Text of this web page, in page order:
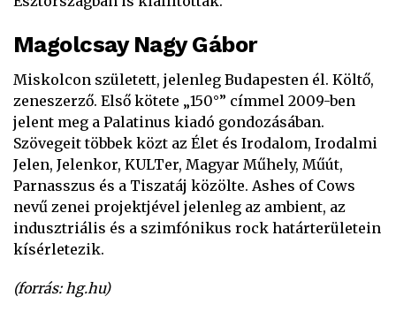
Magolcsay Nagy Gábor
Miskolcon született, jelenleg Budapesten él. Költő,
zeneszerző. Első kötete „150°” címmel 2009-ben
jelent meg a Palatinus kiadó gondozásában.
Szövegeit többek közt az Élet és Irodalom, Irodalmi
Jelen, Jelenkor, KULTer, Magyar Műhely, Műút,
Parnasszus és a Tiszatáj közölte. Ashes of Cows
nevű zenei projektjével jelenleg az ambient, az
indusztriális és a szimfónikus rock határterületein
kísérletezik.
(forrás: hg.hu)